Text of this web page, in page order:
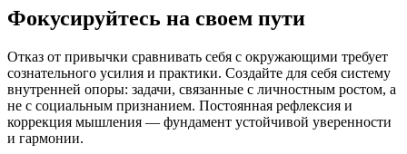
Фокусируйтесь на своем пути
Отказ от привычки сравнивать себя с окружающими требует
сознательного усилия и практики. Создайте для себя систему
внутренней опоры: задачи, связанные с личностным ростом, а
не с социальным признанием. Постоянная рефлексия и
коррекция мышления — фундамент устойчивой уверенности
и гармонии.